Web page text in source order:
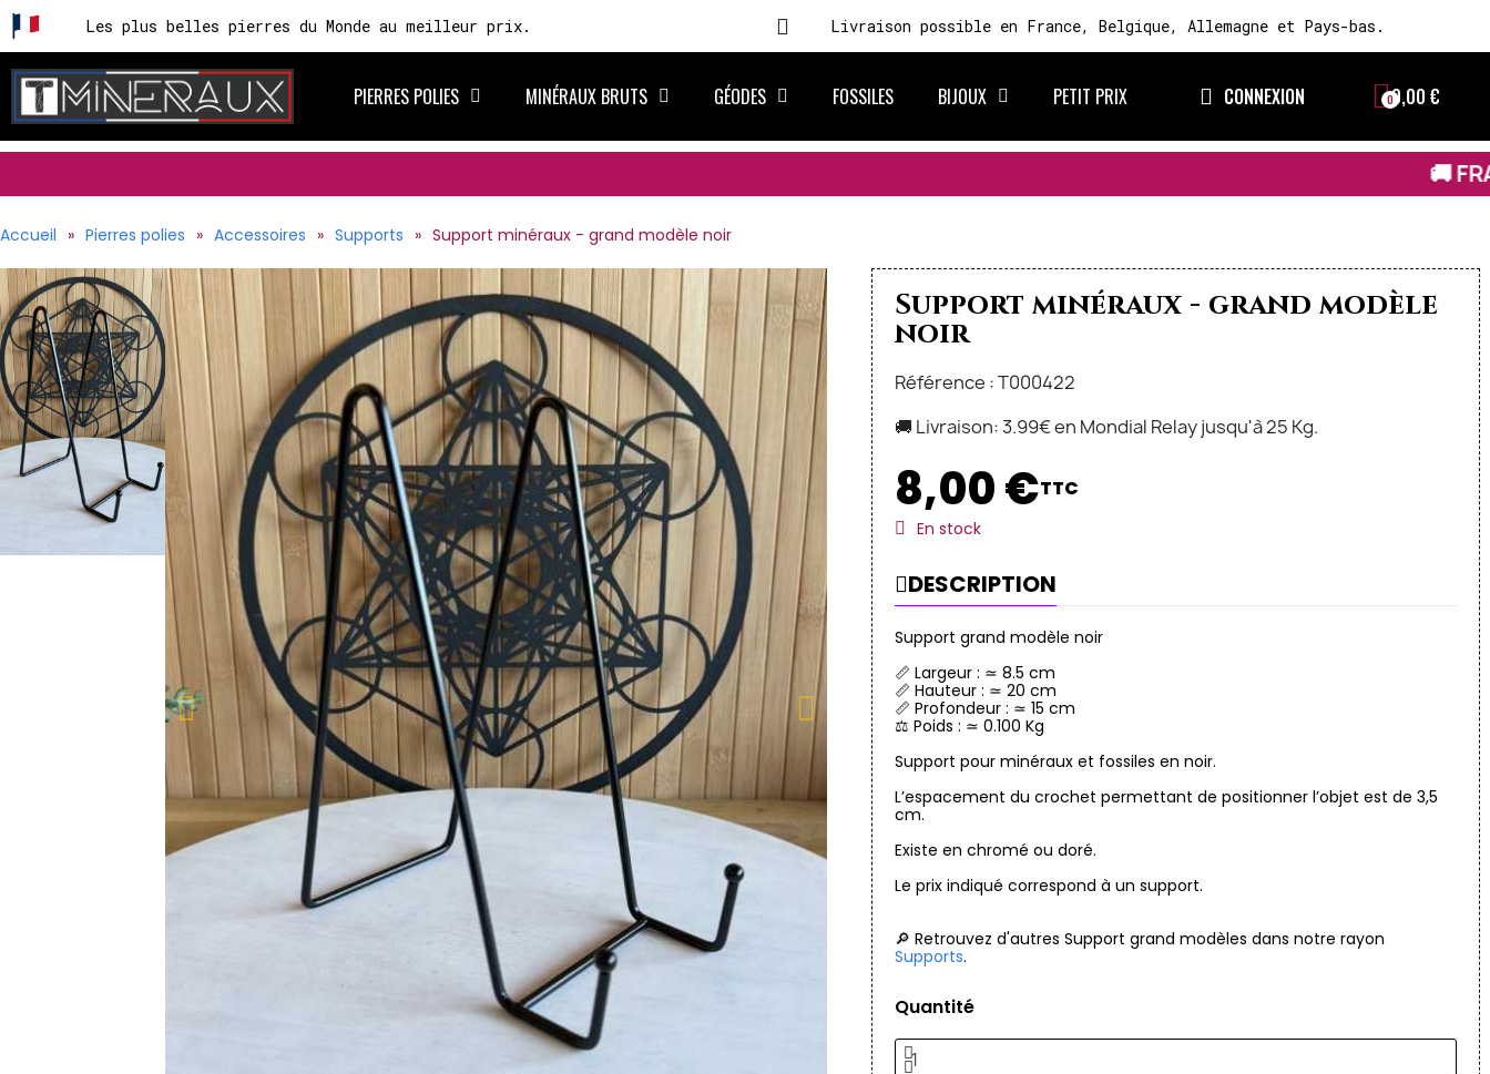
Les plus belles pierres du Monde au meilleur prix. Livraison possible en France, Belgique, Allemagne et Pays-bas.
PIERRES POLIES MINÉRAUX BRUTS GÉODES FOSSILES BIJOUX PETIT PRIX CONNEXION 0,00 €
🚚 FRAIS DE
Accueil Pierres polies Accessoires Supports Support minéraux - grand modèle noir
Support minéraux - grand modèle
noir
Référence : T000422
🚚 Livraison: 3.99€ en Mondial Relay jusqu'à 25 Kg.
8,00 €TTC
En stock
DESCRIPTION
Support grand modèle noir
📏 Largeur : ≃ 8.5 cm
📏 Hauteur : ≃ 20 cm
📏 Profondeur : ≃ 15 cm
⚖️ Poids : ≃ 0.100 Kg
Support pour minéraux et fossiles en noir.
L’espacement du crochet permettant de positionner l’objet est de 3,5
cm.
Existe en chromé ou doré.
Le prix indiqué correspond à un support.
🔎 Retrouvez d'autres Support grand modèles dans notre rayon
Supports.
Quantité